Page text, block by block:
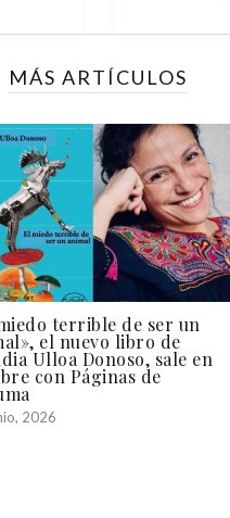
MÁS ARTÍCULOS
terrible de ser un
el nuevo libro de
Ulloa Donoso, sale en
con Páginas de
2026